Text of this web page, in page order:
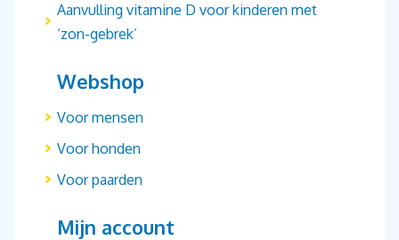
Aanvulling vitamine D voor kinderen met
‘zon-gebrek’
Webshop
Voor mensen
Voor honden
Voor paarden
Mijn account